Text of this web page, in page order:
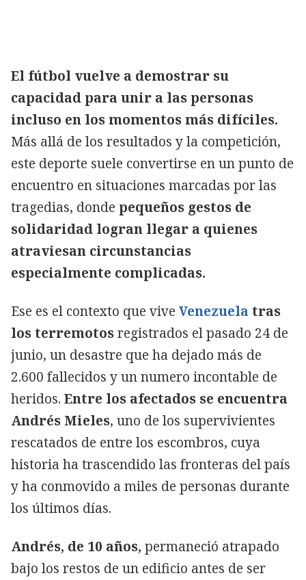
El fútbol vuelve a demostrar su
capacidad para unir a las personas
incluso en los momentos más difíciles.
Más allá de los resultados y la competición,
este deporte suele convertirse en un punto de
encuentro en situaciones marcadas por las
tragedias, donde pequeños gestos de
solidaridad logran llegar a quienes
atraviesan circunstancias
especialmente complicadas.
Ese es el contexto que vive Venezuela tras
los terremotosregistrados el pasado 24 de
junio, un desastre que ha dejado más de
2.600 fallecidos y un numero incontable de
heridos. Entre los afectados se encuentra
Andrés Mieles, uno de los supervivientes
rescatados de entre los escombros, cuya
historia ha trascendido las fronteras del país
y ha conmovido a miles de personas durante
los últimos días.
Andrés, de 10 años, permaneció atrapado
bajo los restos de un edificio antes de ser